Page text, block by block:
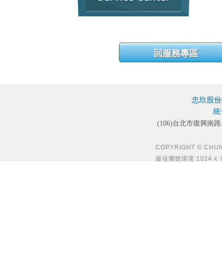
忠欣股
統
(106)台北市復興南
COPYRIGHT ©
最佳瀏覽環境 1024 x